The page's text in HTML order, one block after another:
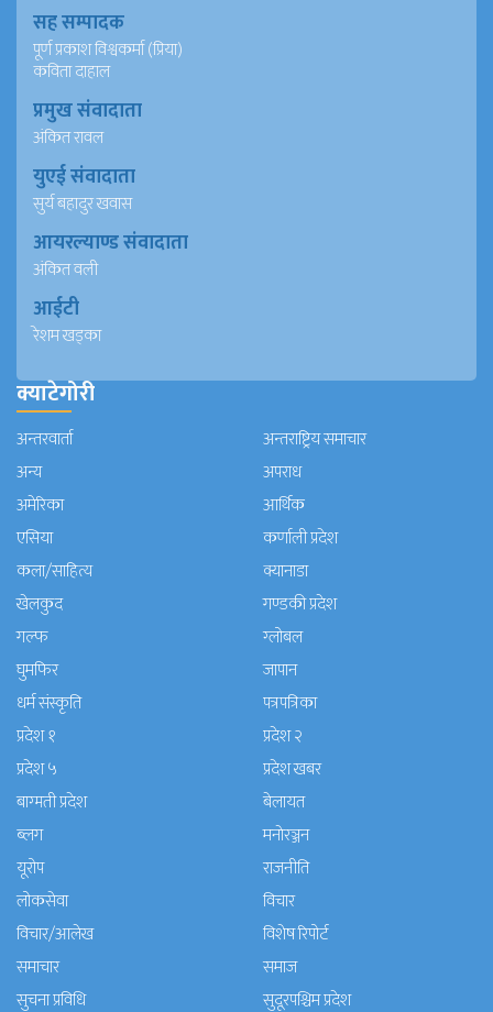
सह सम्पादक
पूर्ण प्रकाश विश्वकर्मा (प्रिया)
कविता दाहाल
प्रमुख संवादाता
अंकित रावल
युएई संवादाता
सुर्य बहादुर खवास
आयरल्याण्ड संवादाता
अंकित वली
आईटी
रेशम खड्का
क्याटेगोरी
अन्तरवार्ता
अन्तराष्ट्रिय समाचार
अन्य
अपराध
अमेरिका
आर्थिक
एसिया
कर्णाली प्रदेश
कला/साहित्य
क्यानाडा
खेलकुद
गण्डकी प्रदेश
गल्फ
ग्लोबल
घुमफिर
जापान
धर्म संस्कृति
पत्रपत्रिका
प्रदेश १
प्रदेश २
प्रदेश ५
प्रदेश खबर
बाग्मती प्रदेश
बेलायत
ब्लग
मनाेरञ्जन
यूरोप
राजनीति
लोकसेवा
विचार
विचार/आलेख
विशेष रिपोर्ट
समाचार
समाज
सुचना प्रविधि
सुदूरपश्चिम प्रदेश